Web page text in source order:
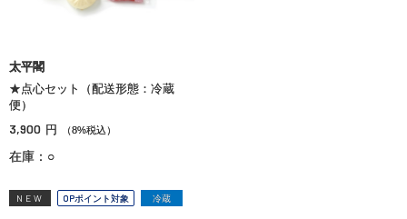
太平閣
★点心セット（配送形態：冷蔵
便）
3,900 円 （8%税込）
在庫：○
NEW OPポイント対象 冷蔵